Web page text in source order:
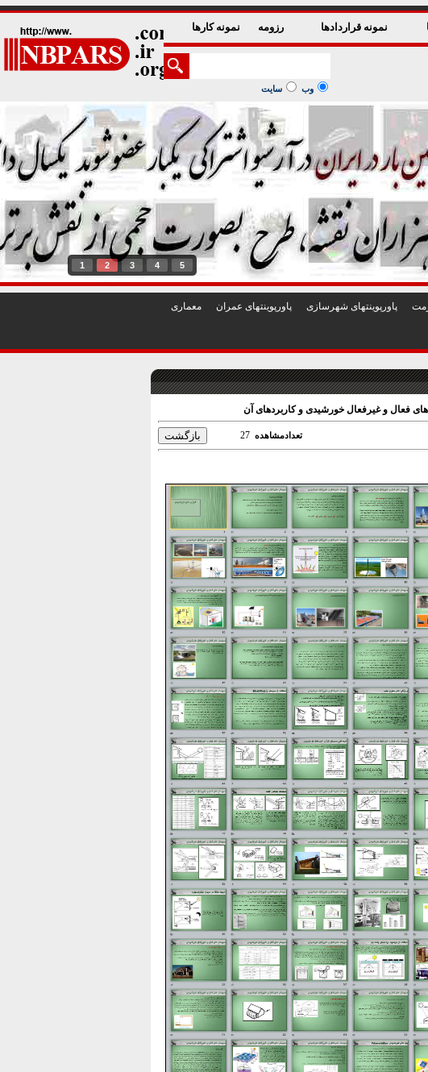
نمونه قراردادها رزومه نمونه کارها
وب سایت
1 2 3 4 5
پاورپوينتهای شهرسازی پاورپوينتهای عمران معماری
فعال و غیرفعال خورشیدی و کاربردهای آن
تعدادمشاهده 27